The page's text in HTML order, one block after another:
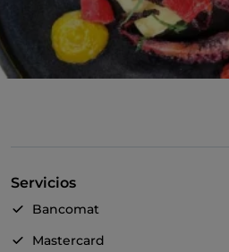
Servicios
Bancomat
Mastercard